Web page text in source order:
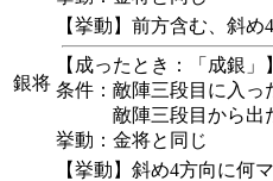
銀将
【挙動】前方含む、斜
【成ったとき：「成銀」】
条件：敵陣三段目に入っ
敵陣三段目から出た
挙動：金将と同じ
【挙動】斜め4方向に何